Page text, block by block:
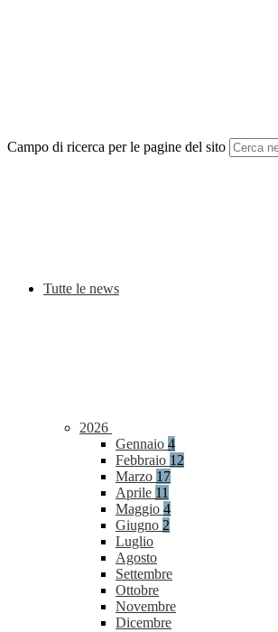
Campo di ricerca per le pagine del sito
Tutte le news
2026
Gennaio 4
Febbraio 12
Marzo 17
Aprile 11
Maggio 4
Giugno 2
Luglio
Agosto
Settembre
Ottobre
Novembre
Dicembre